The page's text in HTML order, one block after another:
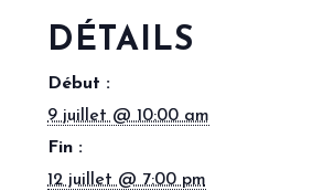
DÉTAILS
Début :
9 juillet @ 10:00 am
Fin :
12 juillet @ 7:00 pm